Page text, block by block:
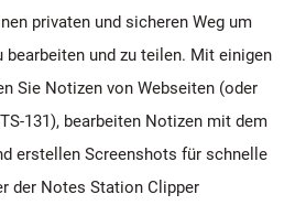
privaten und sicheren Weg um
bearbeiten und zu teilen. Mit einigen
Sie Notizen von Webseiten (oder
131), bearbeiten Notizen mit dem
erstellen Screenshots für schnelle
der Notes Station Clipper